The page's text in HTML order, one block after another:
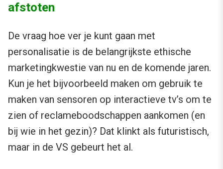
afstoten
De vraag hoe ver je kunt gaan met
personalisatie is de belangrijkste ethische
marketingkwestie van nu en de komende jaren.
Kun je het bijvoorbeeld maken om gebruik te
maken van sensoren op interactieve tv’s om te
zien of reclameboodschappen aankomen (en
bij wie in het gezin)? Dat klinkt als futuristisch,
maar in de VS gebeurt het al.